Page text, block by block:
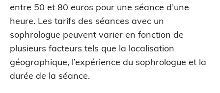
entre 50 et 80 euros pour une séance d’une
heure. Les tarifs des séances avec un
sophrologue peuvent varier en fonction de
plusieurs facteurs tels que la localisation
géographique, l’expérience du sophrologue et la
durée de la séance.